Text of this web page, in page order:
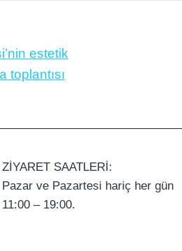
estetik
toplantısı
ZİYARET SAATLERİ:
Pazar ve Pazartesi hariç her gün
11:00 – 19:00.